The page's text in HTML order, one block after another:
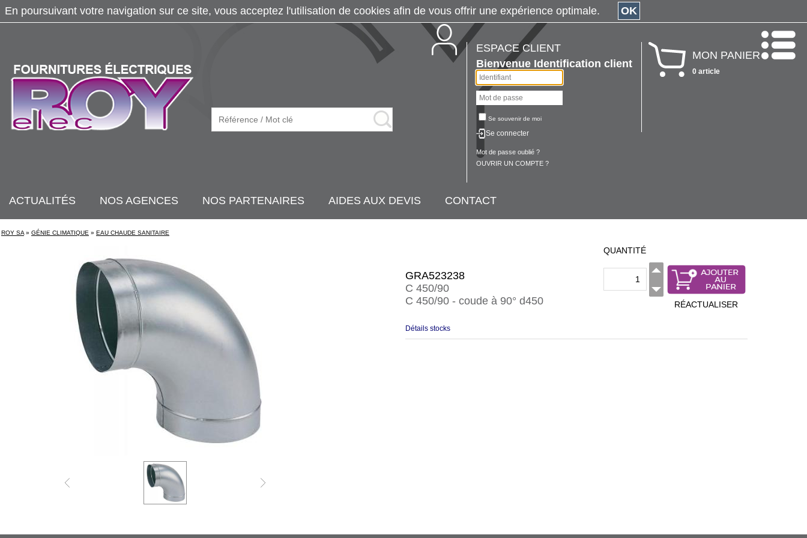
ESPACE CLIENT
Bienvenue Identification client
Se souvenir de moi
Se connecter
Mot de passe oublié ?
OUVRIR UN COMPTE ?
MON PANIER
0 article
ACTUALITÉS NOS AGENCES NOS PARTENAIRES AIDES AUX DEVIS CONTACT
ROY SA » GÉNIE CLIMATIQUE » EAU CHAUDE SANITAIRE
GRA523238
C 450/90
C 450/90 - coude à 90° d450
QUANTITÉ
RÉACTUALISER
Détails stocks
En poursuivant votre navigation sur ce site, vous acceptez l'utilisation de cookies afin de vous offrir une expérience optimale. OK